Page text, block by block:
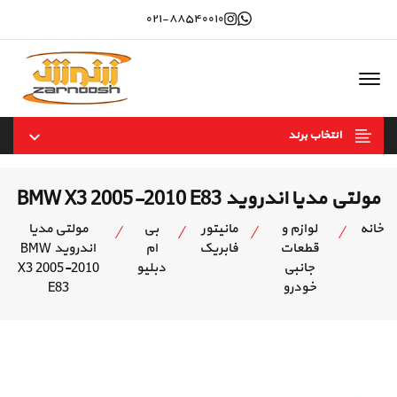
whatsapp
Instagram
۰۲۱-۸۸۵۴۰۰۱۰
انتخاب برند
مولتی مدیا اندروید BMW X3 2005-2010 E83
خانه
لوازم و
قطعات
جانبی
خودرو
مانیتور
فابریک
بی
ام
دبلیو
مولتی مدیا
اندروید BMW
X3 2005-2010
E83